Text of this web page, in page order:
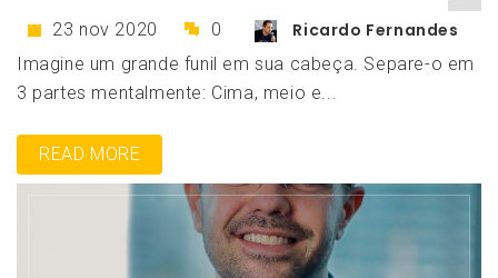
23 nov 2020 0 Ricardo Fernandes
Imagine um grande funil em sua cabeça. Separe-o em
3 partes mentalmente: Cima, meio e...
READ MORE